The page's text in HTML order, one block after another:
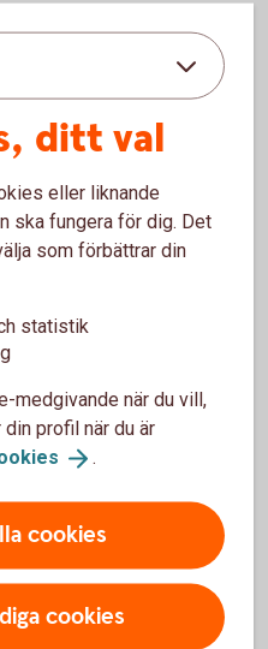
lån där ni betalar tillbaka
Här är det vanligt med en
seräkneexempel
ditt val
eller liknande
ska fungera för dig. Det
som förbättrar din
statistik
medgivande när du vill,
profil när du är
.
cookies
cookies